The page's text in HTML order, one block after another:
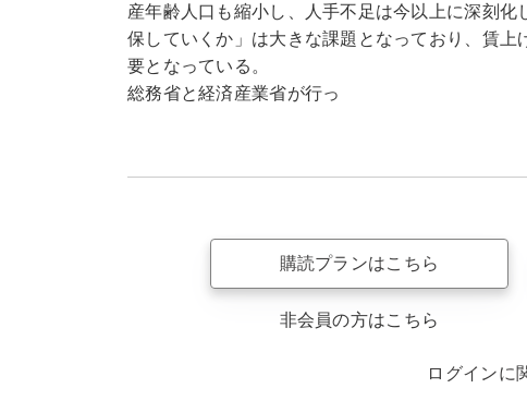
産年齢人口も縮小し、人手不足は今以上に深刻
保していくか」は大きな課題となっており、賃
要となっている。
総務省と経済産業省が行っ
購読プランはこちら
非会員の方はこちら
ログインに